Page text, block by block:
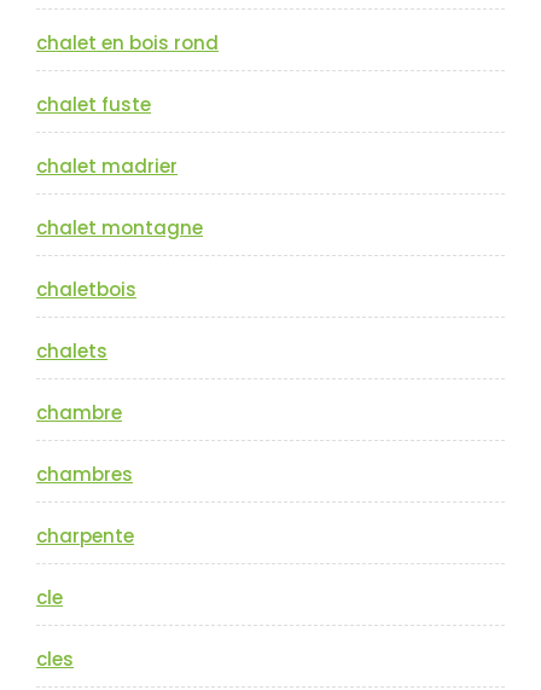
chalet en bois rond
chalet fuste
chalet madrier
chalet montagne
chaletbois
chalets
chambre
chambres
charpente
cle
cles